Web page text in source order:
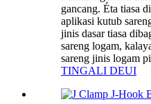
gancang. Éta tiasa
aplikasi kutub
jinis dasar tiasa
sareng logam,
sareng jinis logam
TINGALI DEUI